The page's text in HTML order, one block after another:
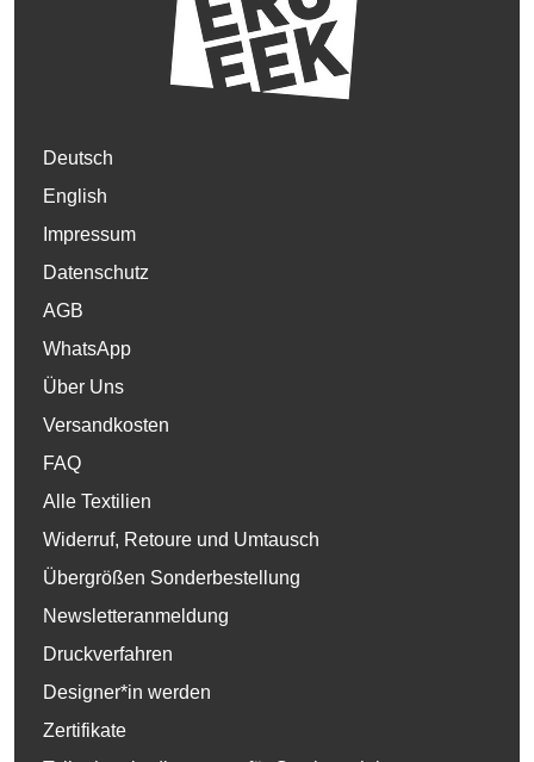
Deutsch
English
Impressum
Datenschutz
AGB
WhatsApp
Über Uns
Versandkosten
FAQ
Alle Textilien
Widerruf, Retoure und Umtausch
Übergrößen Sonderbestellung
Newsletteranmeldung
Druckverfahren
Designer*in werden
Zertifikate